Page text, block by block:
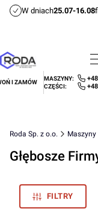
W dniach25.07-16.08
I ZAMÓW
MASZYNY:
CZĘŚCI:
Roda Sp. z o.o.
Głębosze
FILTRY